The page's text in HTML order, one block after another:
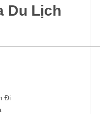
Du Lịch
Đi